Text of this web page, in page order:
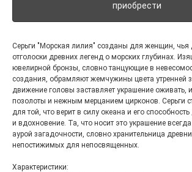
приобрести
Серьги "Морская лилия" созданы для женщин, чья
отголоски древних легенд о морских глубинах.
ювелирной бронзы, словно танцующие в
создания, обрамляют жемчужины цвета утренней
движение головы заставляет украшение оживать,
позолоты и нежным мерцанием цирконов. Серьги
для той, что верит в силу океана и его
и вдохновение. Та, что носит это украшение
аурой загадочности, словно хранительница
непостижимых для непосвященных.
Характеристики: